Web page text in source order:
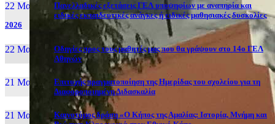
22 Μαι, 26
Πανελλαδικές εξετάσεις ΓΕΛ υποψηφίων με αναπηρία και
ειδικές εκπαιδευτικές ανάγκες ή ειδικές μαθησιακές δυσκολίες
2026
22 Μαι, 26
Οδηγίες προς τους μαθητές μας που θα γράψουν στο 14ο ΓΕΛ
Αθηνών
21 Μαι, 26
Επιτυχής πραγματοποίηση της Ημερίδας του σχολείου για τη
Διαφοροποιημένη Διδασκαλία
21 Μαι, 26
Καινοτόμος δράση «Ο Κήπος της Αμαλίας: Ιστορία, Μνήμη και